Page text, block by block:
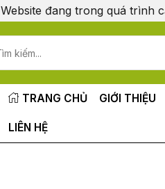
Website đang trong quá trình
TRANG CHỦ GIỚI THIỆU
LIÊN HỆ